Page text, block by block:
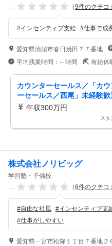
-- （9件のクチコ
#インセンティブ支給 #仕事で成
愛知県清須市春日焼田７７番地
平均残業時間： -- 時間 有給休
カウンターセールス／「カウ
ーセールス／西尾」未経験
全反響営業／完休2日制／月
年収300万円
スタ
株式会社ノリビッグ
学習塾・予備校
-- （6件のクチコ
#自由な社風 #インセンティブ支
#仕事がしやすい
愛知県一宮市松降１丁目７番地２